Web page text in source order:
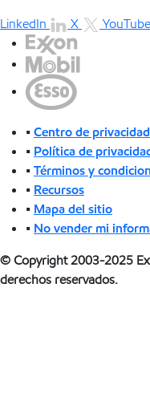
LinkedIn
X YouTube
•Centro de privacidad
• Política de
•Términos y
• Recursos
• Mapa del sitio
• No vender mi
© Copyright 2003-2025
derechos reservados.